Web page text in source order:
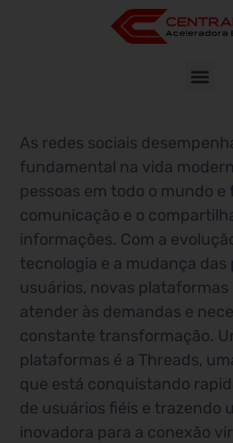
As redes sociais
fundamental na vida
pessoas em todo o mundo e
comunicação e o
informações. Com a
tecnologia e a mudança
usuários, novas
atender às demandas e
constante transformação.
plataformas é a Threads,
que está conquistando
de usuários fiéis e trazendo
inovadora para a conexão